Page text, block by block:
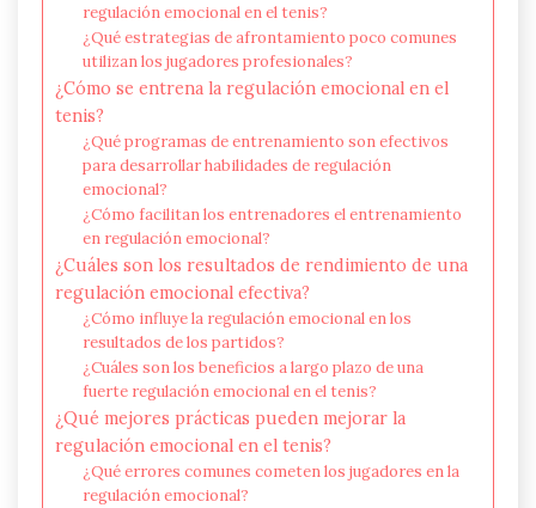
regulación emocional en el tenis?
¿Qué estrategias de afrontamiento poco comunes
utilizan los jugadores profesionales?
¿Cómo se entrena la regulación emocional en el
tenis?
¿Qué programas de entrenamiento son efectivos
para desarrollar habilidades de regulación
emocional?
¿Cómo facilitan los entrenadores el entrenamiento
en regulación emocional?
¿Cuáles son los resultados de rendimiento de una
regulación emocional efectiva?
¿Cómo influye la regulación emocional en los
resultados de los partidos?
¿Cuáles son los beneficios a largo plazo de una
fuerte regulación emocional en el tenis?
¿Qué mejores prácticas pueden mejorar la
regulación emocional en el tenis?
¿Qué errores comunes cometen los jugadores en la
regulación emocional?